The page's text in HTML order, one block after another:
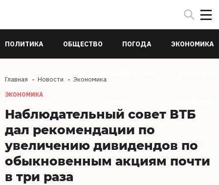
ПОЛИТИКА ОБЩЕСТВО ПОГОДА ЭКОНОМИКА
Главная Новости Экономика
ЭКОНОМИКА
Наблюдательный совет ВТБ
дал рекомендации по
увеличению дивидендов по
обыкновенным акциям почти
в три раза